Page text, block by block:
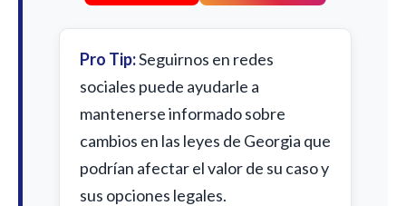
Pro Tip:Seguirnos en redes
sociales puede ayudarle a
mantenerse informado sobre
cambios en las leyes de Georgia que
podrían afectar el valor de su caso y
sus opciones legales.